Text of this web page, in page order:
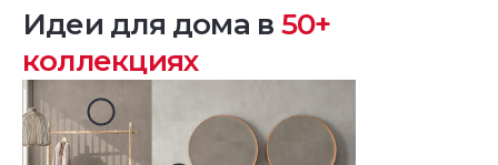
Идеи для дома в 50+
коллекциях